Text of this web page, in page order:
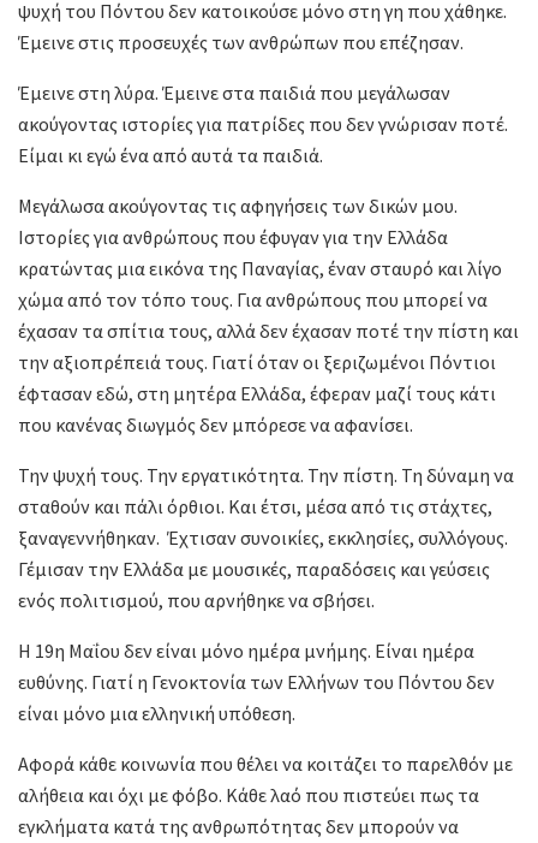
ψυχή του Πόντου δεν κατοικούσε μόνο στη γη που χάθηκε.
Έμεινε στις προσευχές των ανθρώπων που επέζησαν.
Έμεινε στη λύρα. Έμεινε στα παιδιά που μεγάλωσαν
ακούγοντας ιστορίες για πατρίδες που δεν γνώρισαν ποτέ.
Είμαι κι εγώ ένα από αυτά τα παιδιά.
Μεγάλωσα ακούγοντας τις αφηγήσεις των δικών μου.
Ιστορίες για ανθρώπους που έφυγαν για την Ελλάδα
κρατώντας μια εικόνα της Παναγίας, έναν σταυρό και λίγο
χώμα από τον τόπο τους. Για ανθρώπους που μπορεί να
έχασαν τα σπίτια τους, αλλά δεν έχασαν ποτέ την πίστη και
την αξιοπρέπειά τους. Γιατί όταν οι ξεριζωμένοι Πόντιοι
έφτασαν εδώ, στη μητέρα Ελλάδα, έφεραν μαζί τους κάτι
που κανένας διωγμός δεν μπόρεσε να αφανίσει.
Την ψυχή τους. Την εργατικότητα. Την πίστη. Τη δύναμη να
σταθούν και πάλι όρθιοι. Και έτσι, μέσα από τις στάχτες,
ξαναγεννήθηκαν. Έχτισαν συνοικίες, εκκλησίες, συλλόγους.
Γέμισαν την Ελλάδα με μουσικές, παραδόσεις και γεύσεις
ενός πολιτισμού, που αρνήθηκε να σβήσει.
Η 19η Μαΐου δεν είναι μόνο ημέρα μνήμης. Είναι ημέρα
ευθύνης. Γιατί η Γενοκτονία των Ελλήνων του Πόντου δεν
είναι μόνο μια ελληνική υπόθεση.
Αφορά κάθε κοινωνία που θέλει να κοιτάζει το παρελθόν με
αλήθεια και όχι με φόβο. Κάθε λαό που πιστεύει πως τα
εγκλήματα κατά της ανθρωπότητας δεν μπορούν να